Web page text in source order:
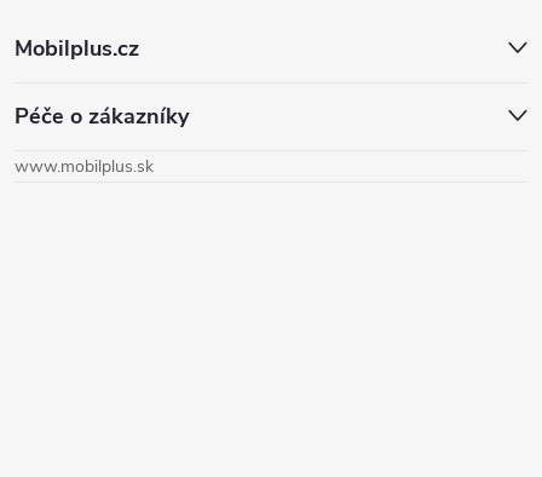
p
Mobilplus.cz
Péče o zákazníky
www.mobilplus.sk